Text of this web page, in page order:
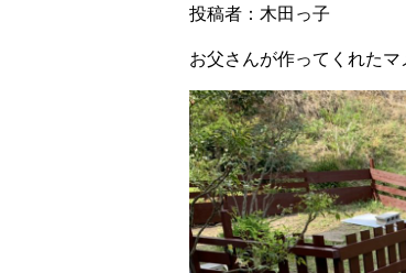
投稿者：木田っ子
お父さんが作ってくれた